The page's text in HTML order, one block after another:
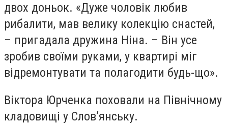
двох доньок. «Дуже чоловік любив
рибалити, мав велику колекцію снастей,
– пригадала дружина Ніна. – Він усе
зробив своїми руками, у квартирі міг
відремонтувати та полагодити будь-що».
Віктора Юрченка поховали на Північному
кладовищі у Слов’янську.